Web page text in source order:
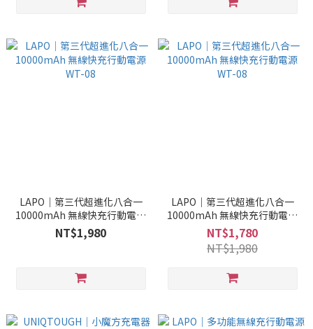
LAPO｜第三代超進化八合一
10000mAh 無線快充行動電源
WT-08
NT$1,980
LAPO｜第三代超進化八合一
10000mAh 無線快充行動電源
WT-08
NT$1,780
NT$1,980